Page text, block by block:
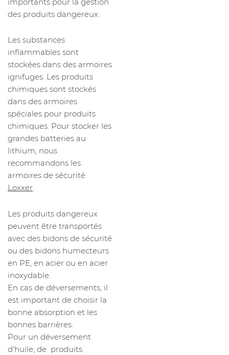
des produits dangereux.
Les substances
inflammables sont
stockées dans des armoires
ignifuges. Les produits
chimiques sont stockés
dans des armoires
spéciales pour produits
chimiques. Pour stocker les
grandes batteries au
lithium, nous
recommandons les
armoires de sécurité
Loxxer.
Les produits dangereux
peuvent être transportés
avec des bidons de sécurité
ou des bidons humecteurs
en PE, en acier ou en acier
inoxydable.
En cas de déversements, il
est important de choisir la
bonne absorption et les
bonnes barrières.
Pour un déversement
d'huile, de produits